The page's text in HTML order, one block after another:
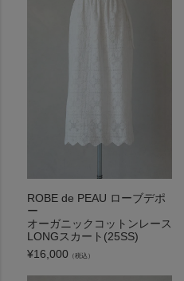
ROBE de PEAU ローブデポ
ー
オーガニックコットンレース
LONGスカート(25SS)
¥16,000 （税込）